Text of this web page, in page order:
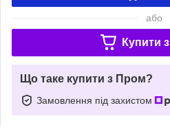
або
Купити з
Що таке купити з Пром?
Замовлення під захистом